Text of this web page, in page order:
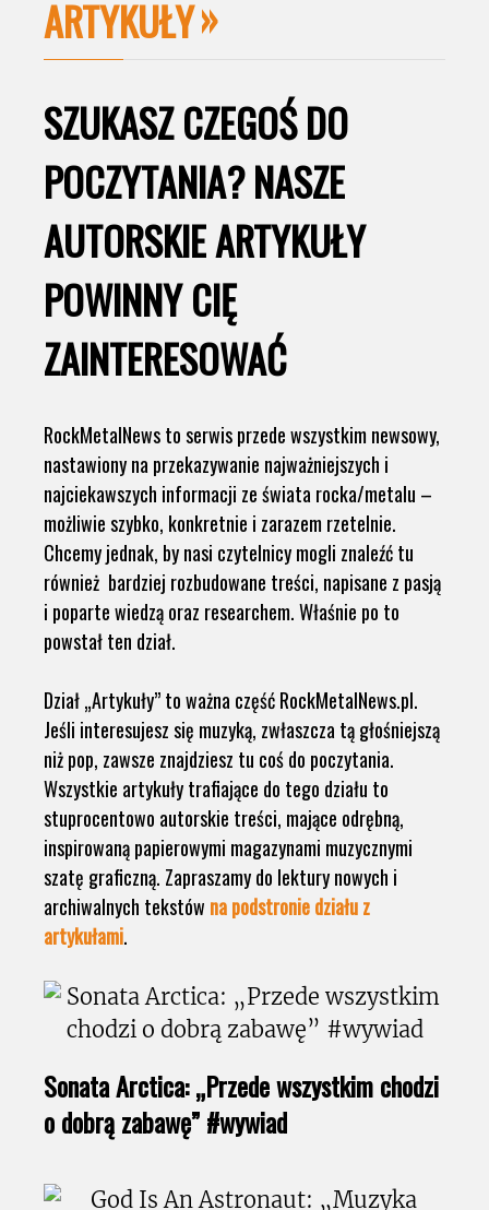
ARTYKUŁY
SZUKASZ CZEGOŚ DO
POCZYTANIA? NASZE
AUTORSKIE ARTYKUŁY
POWINNY CIĘ
ZAINTERESOWAĆ
RockMetalNews to serwis przede wszystkim newsowy,
nastawiony na przekazywanie najważniejszych i
najciekawszych informacji ze świata rocka/metalu –
możliwie szybko, konkretnie i zarazem rzetelnie.
Chcemy jednak, by nasi czytelnicy mogli znaleźć tu
również bardziej rozbudowane treści, napisane z pasją
i poparte wiedzą oraz researchem. Właśnie po to
powstał ten dział.
Dział „Artykuły” to ważna część RockMetalNews.pl.
Jeśli interesujesz się muzyką, zwłaszcza tą głośniejszą
niż pop, zawsze znajdziesz tu coś do poczytania.
Wszystkie artykuły trafiające do tego działu to
stuprocentowo autorskie treści, mające odrębną,
inspirowaną papierowymi magazynami muzycznymi
szatę graficzną. Zapraszamy do lektury nowych i
archiwalnych tekstów na podstronie działu z
artykułami.
Sonata Arctica: „Przede wszystkim chodzi
o dobrą zabawę” #wywiad